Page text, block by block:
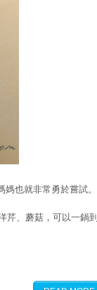
也就非常勇於嘗試。
芹、蘑菇，可以一鍋到